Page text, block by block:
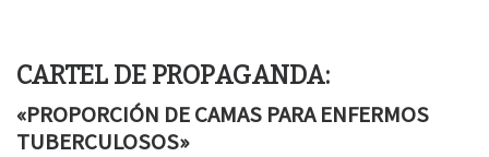
CARTEL DE PROPAGANDA:
«PROPORCIÓN DE CAMAS PARA ENFERMOS
TUBERCULOSOS»